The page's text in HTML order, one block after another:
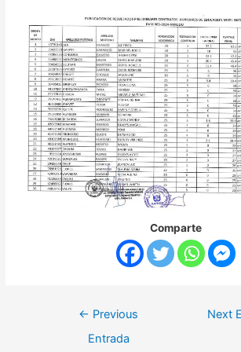
Comparte
← Previous
Entrada
Next